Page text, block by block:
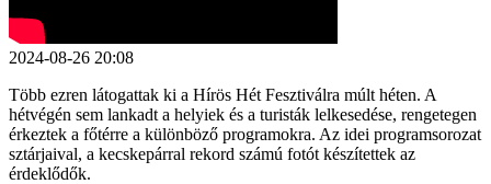
2024-08-26 20:08
Több ezren látogattak ki a Hírös Hét Fesztiválra múlt héten. A
hétvégén sem lankadt a helyiek és a turisták lelkesedése, rengetegen
érkeztek a főtérre a különböző programokra. Az idei programsorozat
sztárjaival, a kecskepárral rekord számú fotót készítettek az
érdeklődők.